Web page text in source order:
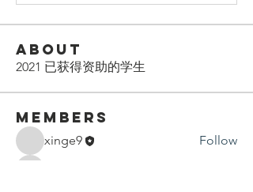
About
2021 已获得资助的学生
Members
xinge9 Follow